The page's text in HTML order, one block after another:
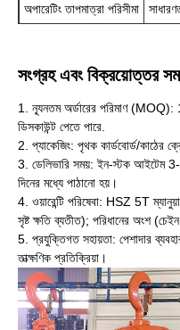
অপারেটিং তাপমাত্রা পরিসীমা
সংগ্রহ এবং বিক্রয়োত্তর
1. ন্যূনতম অর্ডারের পরিমাণ (MOQ):
ডিসকাউন্ট পেতে পারে.
2. প্যাকেজিং: পৃথক কার্ডবোর্ড/কাঠের
3. ডেলিভারি সময়: ইন-স্টক আইটেম
দিনের মধ্যে পাঠানো হয়।
4. ওয়ারেন্টি পরিষেবা: HSZ 5T
সৃষ্ট ক্ষতি ব্যতীত); পরিধানের অংশ
5. প্রযুক্তিগত সহায়তা: পেশাদার
তাত্ক্ষণিক প্রতিক্রিয়া।